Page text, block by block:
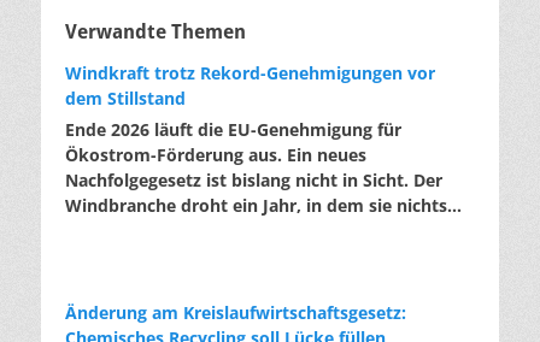
Verwandte Themen
Windkraft trotz Rekord-Genehmigungen vor
dem Stillstand
Ende 2026 läuft die EU-Genehmigung für
Ökostrom-Förderung aus. Ein neues
Nachfolgegesetz ist bislang nicht in Sicht. Der
Windbranche droht ein Jahr, in dem sie nichts
die Verfahren laufen heute deutlich schneller. Die
Halbjahresbilanz der Branche bestätigt dieses
Änderung am Kreislaufwirtschaftsgesetz: